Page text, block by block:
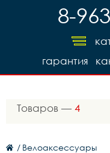
8-
гарантия
Товаров — 4
/ Велоаксессуары